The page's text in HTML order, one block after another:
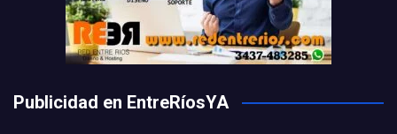
Publicidad en EntreRíosYA